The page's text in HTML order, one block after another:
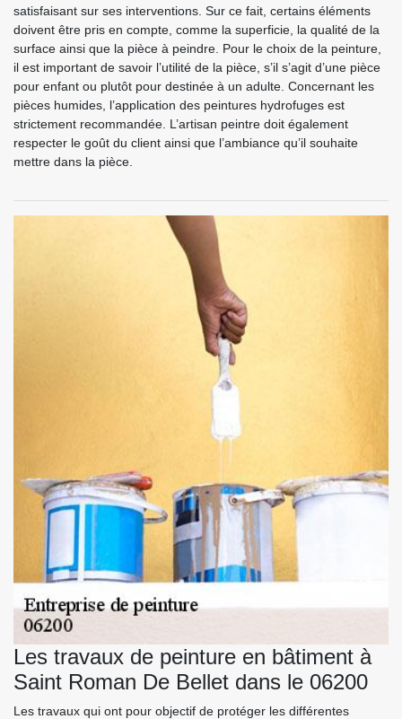
satisfaisant sur ses interventions. Sur ce fait, certains éléments
doivent être pris en compte, comme la superficie, la qualité de la
surface ainsi que la pièce à peindre. Pour le choix de la peinture,
il est important de savoir l’utilité de la pièce, s’il s’agit d’une pièce
pour enfant ou plutôt pour destinée à un adulte. Concernant les
pièces humides, l’application des peintures hydrofuges est
strictement recommandée. L’artisan peintre doit également
respecter le goût du client ainsi que l’ambiance qu’il souhaite
mettre dans la pièce.
Les travaux de peinture en bâtiment à
Saint Roman De Bellet dans le 06200
Les travaux qui ont pour objectif de protéger les différentes